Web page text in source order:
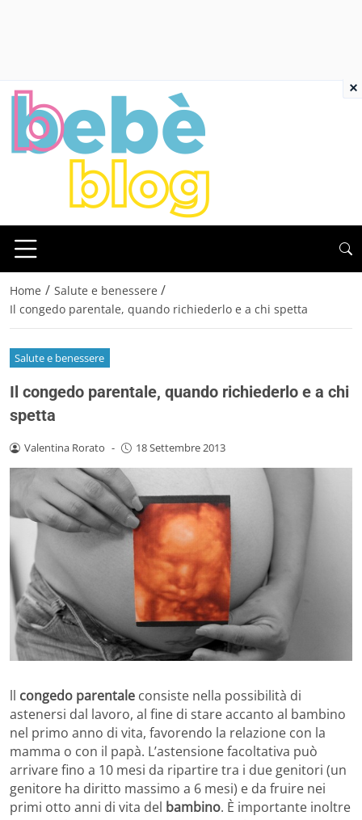
Home / Salute e benessere /
Il congedo parentale, quando richiederlo e a chi spetta
Salute e benessere
Il congedo parentale, quando richiederlo e a chi
spetta
Valentina Rorato - 18 Settembre 2013
ll congedo parentale consiste nella possibilità di
astenersi dal lavoro, al fine di stare accanto al bambino
nel primo anno di vita, favorendo la relazione con la
mamma o con il papà. L’astensione facoltativa può
arrivare fino a 10 mesi da ripartire tra i due genitori (un
genitore ha diritto massimo a 6 mesi) e da fruire nei
primi otto anni di vita del bambino. È importante inoltre
×